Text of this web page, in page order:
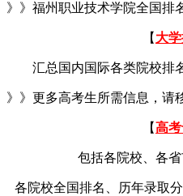
》》福州职业技术学院全国排
【 大
汇总国内国际各类院校排
》》更多高考生所需信息，请
【高
包括各院校、各
各院校全国排名、历年录取